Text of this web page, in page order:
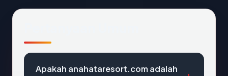
Apakah anahataresort.com adalah